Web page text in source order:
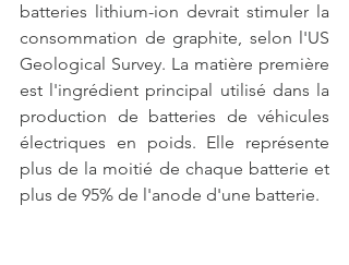
batteries lithium-ion devrait stimuler la
consommation de graphite, selon l'US
Geological Survey. La matière première
est l'ingrédient principal utilisé dans la
production de batteries de véhicules
électriques en poids. Elle représente
plus de la moitié de chaque batterie et
plus de 95% de l'anode d'une batterie.